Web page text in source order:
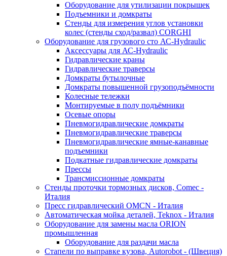
Оборудование для утилизации покрышек
Подъемники и домкраты
Стенды для измерения углов установки
колес (стенды сход/развал) CORGHI
Оборудование для грузового сто АС-Hydraulic
Аксессуары для АС-Hydraulic
Гидравлические краны
Гидравлические траверсы
Домкраты бутылочные
Домкраты повышенной грузоподъёмности
Колесные тележки
Монтируемые в полу подъёмники
Осевые опоры
Пневмогидравлические домкраты
Пневмогидравлические траверсы
Пневмогидравлические ямные-канавные
подъемники
Подкатные гидравлические домкраты
Прессы
Трансмиссионные домкраты
Стенды проточки тормозных дисков, Comec -
Италия
Пресс гидравлический OMCN - Италия
Автоматическая мойка деталей, Teknox - Италия
Оборудование для замены масла ORION
промышленная
Оборудование для раздачи масла
Стапели по выправке кузова, Autorobot - (Швеция)